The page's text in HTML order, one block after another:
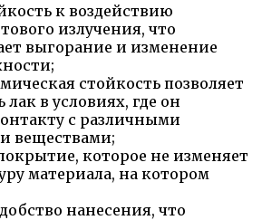
к воздействию
излучения, что
выгорание и изменение
стойкость позволяет
лак в условиях, где он
с различными
веществами;
которое не изменяет
материала, на котором
нанесения, что